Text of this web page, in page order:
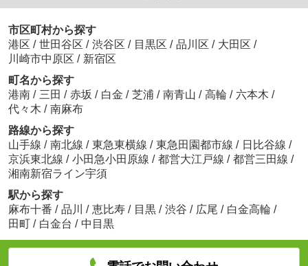
市区町村から探す
港区 / 世田谷区 / 渋谷区 / 目黒区 / 品川区 / 大田区 /
川崎市中原区 / 新宿区
町名から探す
港南 / 三田 / 赤坂 / 白金 / 芝浦 / 南青山 / 高輪 / 六本木 /
代々木 / 南麻布
路線から探す
山手線 / 南北線 / 東急東横線 / 東急田園都市線 / 日比谷線 /
京浜東北線 / 小田急小田原線 / 都営大江戸線 / 都営三田線 /
湘南新宿ライン宇須
駅から探す
麻布十番 / 品川 / 恵比寿 / 目黒 / 渋谷 / 広尾 / 白金高輪 /
田町 / 白金台 / 中目黒